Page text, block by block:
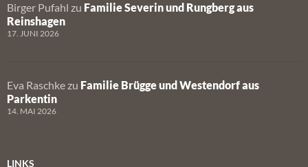
Birger Pufahl zu Familie Severin und Rungberg aus
Reinshagen
17. JUNI 2026
Eva Raschke zu Familie Brügge und Westendorf aus
Parkentin
14. MAI 2026
LINKS